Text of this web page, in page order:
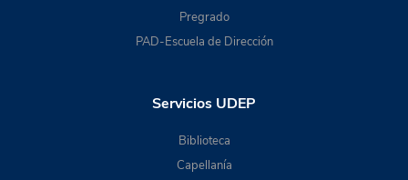
Pregrado
PAD-Escuela de Dirección
Servicios UDEP
Biblioteca
Capellanía